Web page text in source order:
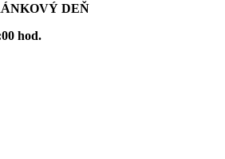
DEŇ
hod.